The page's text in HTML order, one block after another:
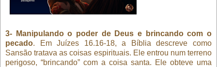
3- Manipulando o poder de Deus e brincando com o
pecado. Em Juízes 16.16-18, a Bíblia descreve como
Sansão tratava as coisas espirituais. Ele entrou num terreno
perigoso, “brincando” com a coisa santa. Ele obteve uma